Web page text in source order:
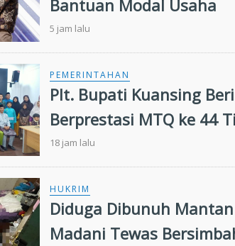
Bantuan Modal Usaha
5 jam lalu
PEMERINTAHAN
Plt. Bupati Kuansing
Berprestasi MTQ ke 44
18 jam lalu
HUKRIM
Diduga Dibunuh Mantan
Madani Tewas